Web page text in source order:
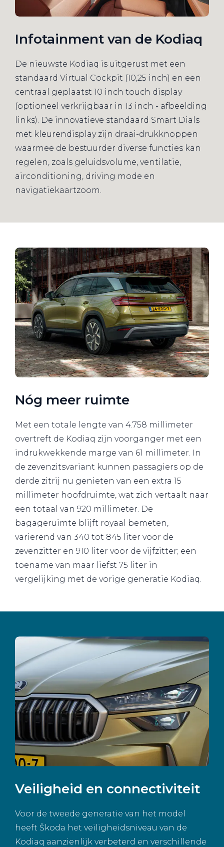
Infotainment van de Kodiaq
De nieuwste Kodiaq is uitgerust met een
standaard Virtual Cockpit (10,25 inch) en een
centraal geplaatst 10 inch touch display
(optioneel verkrijgbaar in 13 inch - afbeelding
links). De innovatieve standaard Smart Dials
met kleurendisplay zijn draai-drukknoppen
waarmee de bestuurder diverse functies kan
regelen, zoals geluidsvolume, ventilatie,
airconditioning, driving mode en
navigatiekaartzoom.
Nóg meer ruimte
Met een totale lengte van 4.758 millimeter
overtreft de Kodiaq zijn voorganger met een
indrukwekkende marge van 61 millimeter. In
de zevenzitsvariant kunnen passagiers op de
derde zitrij nu genieten van een extra 15
millimeter hoofdruimte, wat zich vertaalt naar
een totaal van 920 millimeter. De
bagageruimte blijft royaal bemeten,
variërend van 340 tot 845 liter voor de
zevenzitter en 910 liter voor de vijfzitter; een
toename van maar liefst 75 liter in
vergelijking met de vorige generatie Kodiaq.
Veiligheid en connectiviteit
Voor de tweede generatie van het model
heeft Škoda het veiligheidsniveau van de
Kodiaq aanzienlijk verbeterd en verschillende